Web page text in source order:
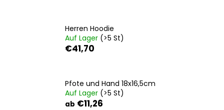
Herren Hoodie
Auf Lager (>5 St)
€41,70
Pfote und Hand 18x16,5cm
Auf Lager (>5 St)
ab €11,26
SUCHEN